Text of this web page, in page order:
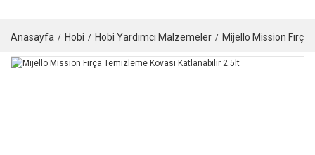
Anasayfa Hobi Hobi Yardımcı Malzemeler Mijello Mission